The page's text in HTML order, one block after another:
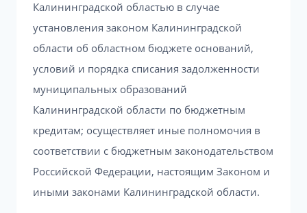
Калининградской областью в случае
установления законом Калининградской
области об областном бюджете оснований,
условий и порядка списания задолженности
муниципальных образований
Калининградской области по бюджетным
кредитам; осуществляет иные полномочия в
соответствии с бюджетным законодательством
Российской Федерации, настоящим Законом и
иными законами Калининградской области.